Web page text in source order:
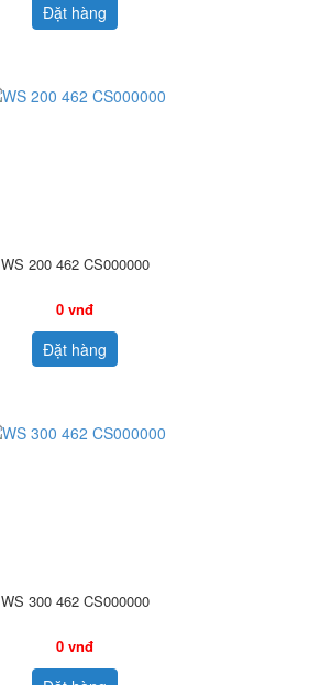
Đặt hàng
WS 200 462 CS000000
0 vnđ
Đặt hàng
WS 300 462 CS000000
0 vnđ